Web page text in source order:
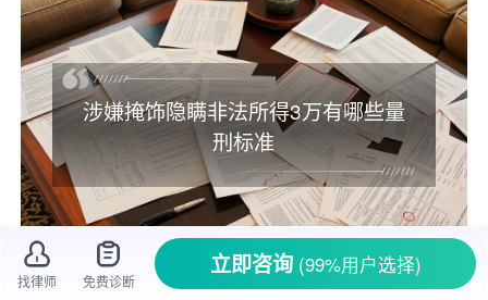
涉嫌掩饰隐瞒非法所得3万有哪些量
刑标准
找律师 免费诊断
立即咨询 (99%用户选择)